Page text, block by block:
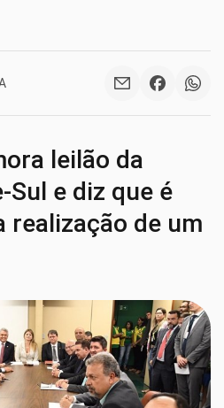
leilão da
e diz que é
realização de um